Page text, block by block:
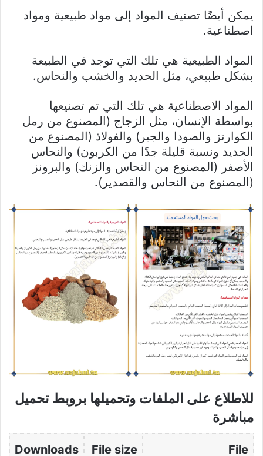
يمكن أيضًا تصنيف المواد إلى مواد طبيعية ومواد
اصطناعية.
المواد الطبيعية هي تلك التي توجد في الطبيعة
بشكل طبيعي، مثل الحديد والخشب والنحاس.
المواد الاصطناعية هي تلك التي تم تصنيعها
بواسطة الإنسان، مثل الزجاج (المصنوع من رمل
الكوارتز والصودا والجير) والفولاذ (المصنوع من
الحديد ونسبة قليلة جدًا من الكربون) والنحاس
الأصفر (المصنوع من النحاس والزنك) والبرونز
(المصنوع من النحاس والقصدير).
للاطلاع على الملفات وتحميلها بروبط تحميل
مباشرة
File
File size
Downloads